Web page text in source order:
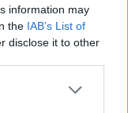
information may
the IAB’s List of
disclose it to other
or more Google